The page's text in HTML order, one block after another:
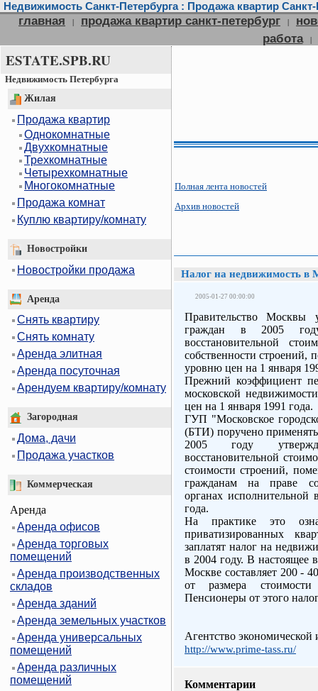
Недвижимость Санкт-Петербурга : Продажа квартир
главная | продажа квартир санкт-петербург |
работа
|
ESTATE.SPB.RU
Недвижимость Петербурга
Жилая
Продажа квартир
Однокомнатные
Двухкомнатные
Трехкомнатные
Четырехкомнатные
Многокомнатные
Продажа комнат
Куплю квартиру/комнату
Новостройки
Новостройки продажа
Аренда
Снять квартиру
Снять комнату
Аренда элитная
Аренда посуточная
Арендуем квартиру/комнату
Загородная
Дома, дачи
Продажа участков
Коммерческая
Аренда
Аренда офисов
Аренда торговых
помещений
Аренда производственных
складов
Аренда зданий
Аренда земельных участков
Аренда универсальных
помещений
Аренда различных
помещений
Полная лента новостей
Архив новостей
Налог на недвижимость в
2005-01-27 00:00:00
Правительство Москвы
граждан в 2005
восстановительной
собственности строений,
уровню цен на 1 января
Прежний коэффициент
московской
цен на 1 января 1991 года.
ГУП "Московское
(БТИ) поручено
2005 году
восстановительной
стоимости строений,
гражданам на праве
органах исполнительной
года.
На практике это
приватизированных
заплатят налог на
в 2004 году. В настоящее
Москве составляет 200 -
от размера стоимости
Пенсионеры от этого
Агентство
http://www.prime-tass.ru/
Комментарии